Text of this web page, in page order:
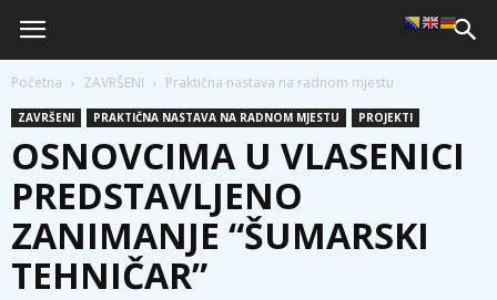
Početna ZAVRŠENI Praktična nastava na radnom mjestu
ZAVRŠENI PRAKTIČNA NASTAVA NA RADNOM MJESTU PROJEKTI
OSNOVCIMA U VLASENICI
PREDSTAVLJENO
ZANIMANJE “ŠUMARSKI
TEHNIČAR”